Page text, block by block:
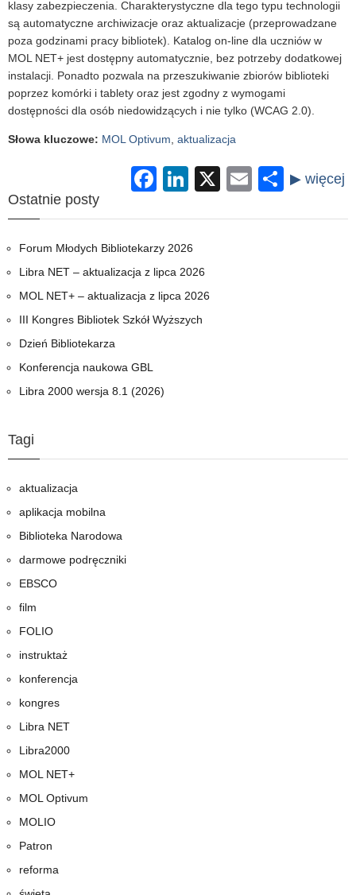
klasy zabezpieczenia. Charakterystyczne dla tego typu technologii
są automatyczne archiwizacje oraz aktualizacje (przeprowadzane
poza godzinami pracy bibliotek). Katalog on-line dla uczniów w
MOL NET+ jest dostępny automatycznie, bez potrzeby dodatkowej
instalacji. Ponadto pozwala na przeszukiwanie zbiorów biblioteki
poprzez komórki i tablety oraz jest zgodny z wymogami
dostępności dla osób niedowidzących i nie tylko (WCAG 2.0).
Słowa kluczowe: MOL Optivum aktualizacja
Facebook
LinkedIn
X EmailShare
Ostatnie posty
Forum Młodych Bibliotekarzy 2026
Libra NET – aktualizacja z lipca 2026
MOL NET+ – aktualizacja z lipca 2026
III Kongres Bibliotek Szkół Wyższych
Dzień Bibliotekarza
Konferencja naukowa GBL
Libra 2000 wersja 8.1 (2026)
Tagi
aktualizacja
aplikacja mobilna
Biblioteka Narodowa
darmowe podręczniki
EBSCO
film
FOLIO
instruktaż
konferencja
kongres
Libra NET
Libra2000
MOL NET+
MOL Optivum
MOLIO
Patron
reforma